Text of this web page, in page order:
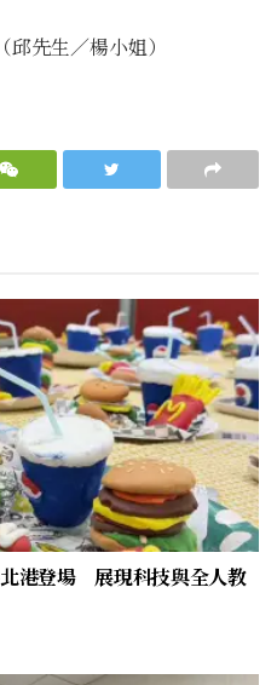
先生／楊小姐）
港登場 展現科技與全人教